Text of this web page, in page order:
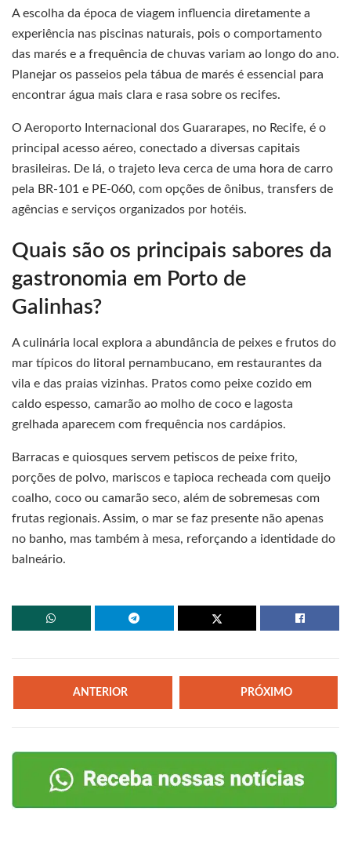
A escolha da época de viagem influencia diretamente a
experiência nas piscinas naturais, pois o comportamento
das marés e a frequência de chuvas variam ao longo do ano.
Planejar os passeios pela tábua de marés é essencial para
encontrar água mais clara e rasa sobre os recifes.
O Aeroporto Internacional dos Guararapes, no Recife, é o
principal acesso aéreo, conectado a diversas capitais
brasileiras. De lá, o trajeto leva cerca de uma hora de carro
pela BR-101 e PE-060, com opções de ônibus, transfers de
agências e serviços organizados por hotéis.
Quais são os principais sabores da
gastronomia em Porto de
Galinhas?
A culinária local explora a abundância de peixes e frutos do
mar típicos do litoral pernambucano, em restaurantes da
vila e das praias vizinhas. Pratos como peixe cozido em
caldo espesso, camarão ao molho de coco e lagosta
grelhada aparecem com frequência nos cardápios.
Barracas e quiosques servem petiscos de peixe frito,
porções de polvo, mariscos e tapioca recheada com queijo
coalho, coco ou camarão seco, além de sobremesas com
frutas regionais. Assim, o mar se faz presente não apenas
no banho, mas também à mesa, reforçando a identidade do
balneário.
ANTERIOR PRÓXIMO